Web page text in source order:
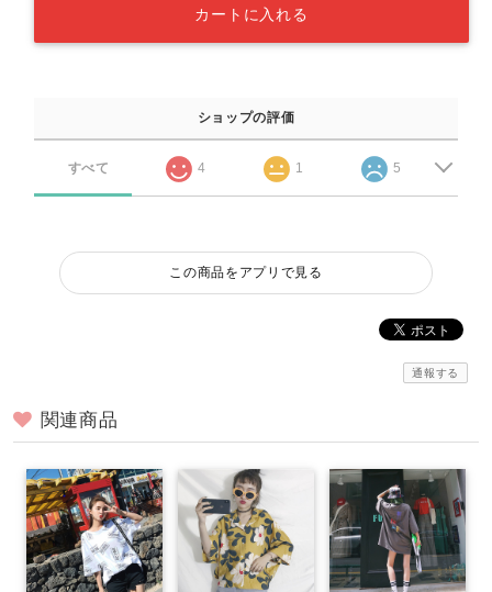
カートに入れる
ショップの評価
すべて 4 1 5
この商品をアプリで見る
通報する
関連商品